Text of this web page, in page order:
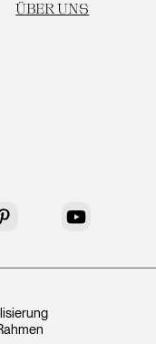
ÜBER UNS
Pinterest YouTube